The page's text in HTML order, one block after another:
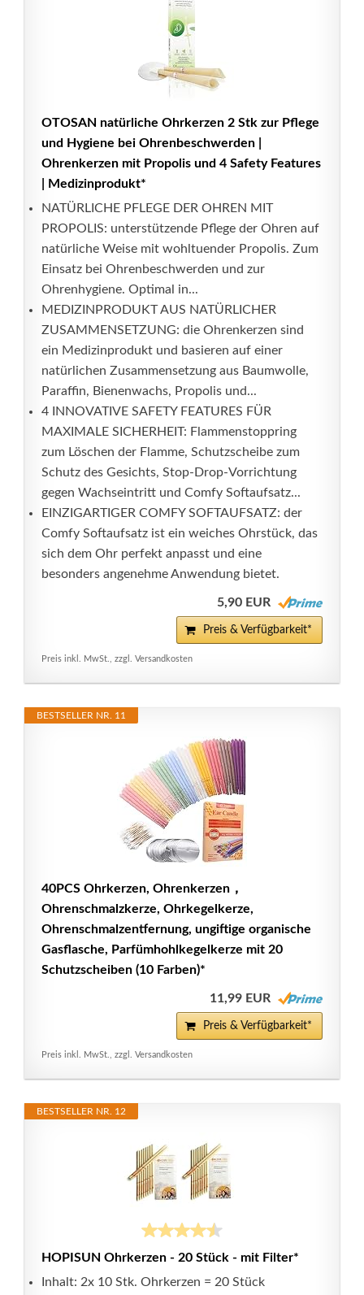
OTOSAN natürliche Ohrkerzen 2 Stk zur Pflege
und Hygiene bei Ohrenbeschwerden |
Ohrenkerzen mit Propolis und 4 Safety Features
| Medizinprodukt*
NATÜRLICHE PFLEGE DER OHREN MIT
PROPOLIS: unterstützende Pflege der Ohren auf
natürliche Weise mit wohltuender Propolis. Zum
Einsatz bei Ohrenbeschwerden und zur
Ohrenhygiene. Optimal in...
MEDIZINPRODUKT AUS NATÜRLICHER
ZUSAMMENSETZUNG: die Ohrenkerzen sind
ein Medizinprodukt und basieren auf einer
natürlichen Zusammensetzung aus Baumwolle,
Paraffin, Bienenwachs, Propolis und...
4 INNOVATIVE SAFETY FEATURES FÜR
MAXIMALE SICHERHEIT: Flammenstoppring
zum Löschen der Flamme, Schutzscheibe zum
Schutz des Gesichts, Stop-Drop-Vorrichtung
gegen Wachseintritt und Comfy Softaufsatz...
EINZIGARTIGER COMFY SOFTAUFSATZ: der
Comfy Softaufsatz ist ein weiches Ohrstück, das
sich dem Ohr perfekt anpasst und eine
besonders angenehme Anwendung bietet.
5,90 EUR
Preis & Verfügbarkeit*
Preis inkl. MwSt., zzgl. Versandkosten
BESTSELLER NR. 11
40PCS Ohrkerzen, Ohrenkerzen，
Ohrenschmalzkerze, Ohrkegelkerze,
Ohrenschmalzentfernung, ungiftige organische
Gasflasche, Parfümhohlkegelkerze mit 20
Schutzscheiben (10 Farben)*
11,99 EUR
Preis & Verfügbarkeit*
Preis inkl. MwSt., zzgl. Versandkosten
BESTSELLER NR. 12
HOPISUN Ohrkerzen - 20 Stück - mit Filter*
Inhalt: 2x 10 Stk. Ohrkerzen = 20 Stück